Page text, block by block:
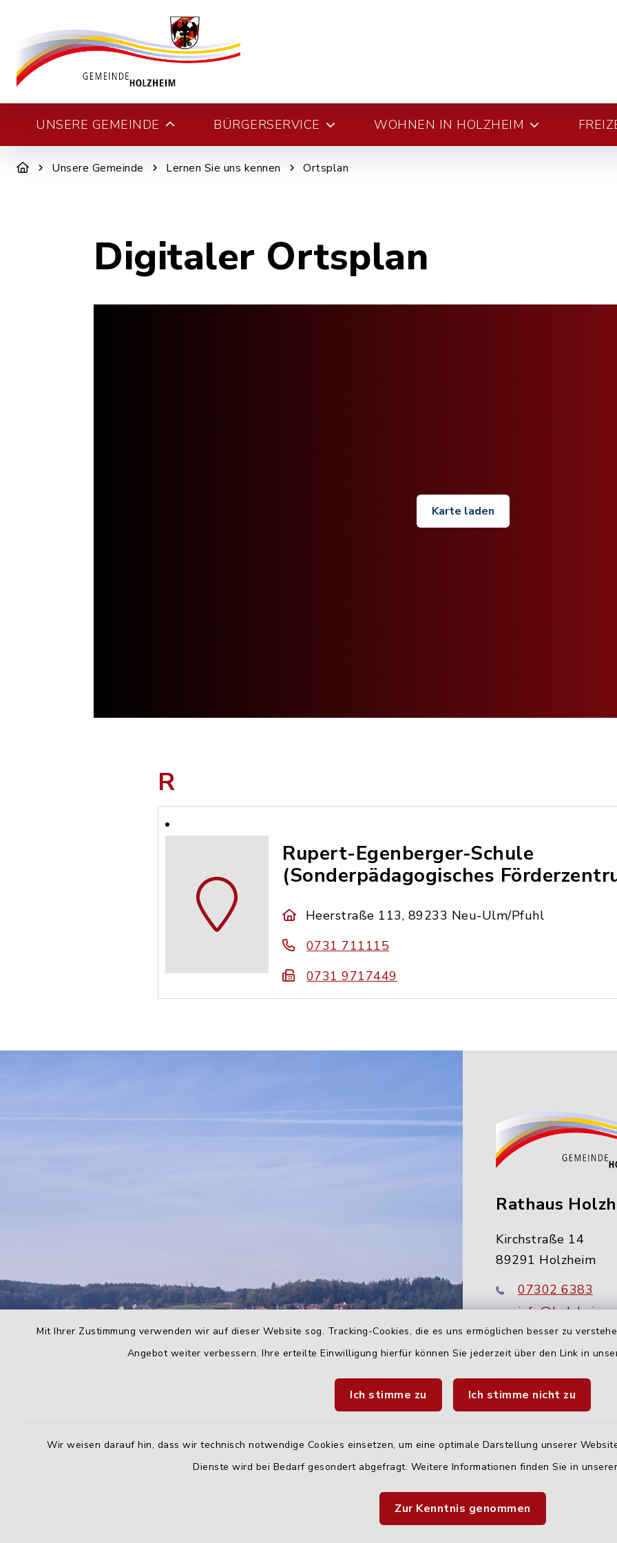
Mit Ihrer Zustimmung verwenden wir auf dieser Website sog. Tracking-Cookies, die es uns ermöglichen besser zu
Angebot weiter verbessern. Ihre erteilte Einwilligung hierfür können Sie jederzeit über den Link in
Ich stimme zu Ich stimme nicht zu
Wir weisen darauf hin, dass wir technisch notwendige Cookies einsetzen, um eine optimale Darstellung unserer
Dienste wird bei Bedarf gesondert abgefragt. Weitere Informationen finden Sie in
Zur Kenntnis genommen
UNSERE GEMEINDE BÜRGERSERVICE WOHNEN IN HOLZHEIM
Unsere Gemeinde Lernen Sie uns kennen Ortsplan
Digitaler Ortsplan
Karte laden
R
Rupert-Egenberger-Schule
(Sonderpädagogisches
Heerstraße 113, 89233 Neu-Ulm/Pfuhl
0731 711115
0731 9717449
Rathaus
Kirchstraße 14
89291 Holzheim
07302 6383
info@holzheim-
Landratsamt Neu-